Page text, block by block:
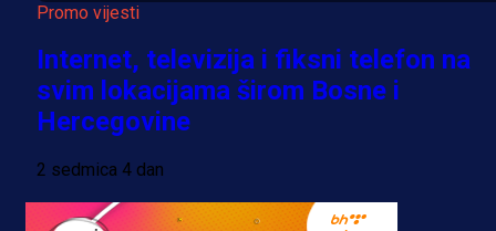
Promo vijesti
Internet, televizija i fiksni telefon na
svim lokacijama širom Bosne i
Hercegovine
2 sedmica 4 dan